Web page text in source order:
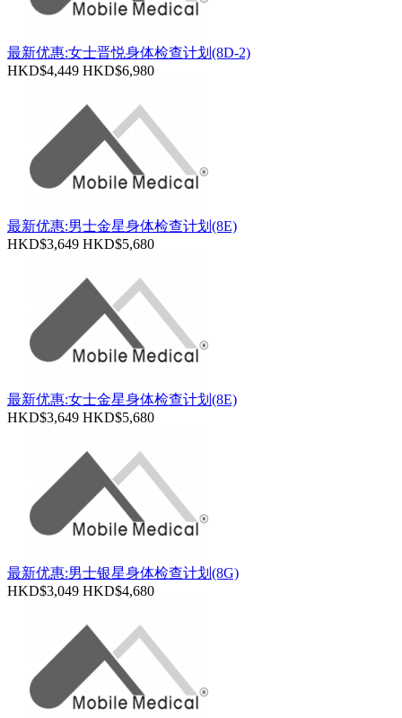
最新优惠:女士晋悦身体检查计划(8D-2)
HKD$4,449 HKD$6,980
最新优惠:男士金星身体检查计划(8E)
HKD$3,649 HKD$5,680
最新优惠:女士金星身体检查计划(8E)
HKD$3,649 HKD$5,680
最新优惠:男士银星身体检查计划(8G)
HKD$3,049 HKD$4,680